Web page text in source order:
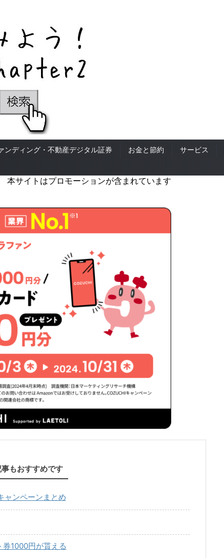
ンディング・不動産デジタル証券 お金と節約 サービス
本サイトはプロモーションが含まれています
もおすすめです
ャンペーンまとめ
1000円が貰える